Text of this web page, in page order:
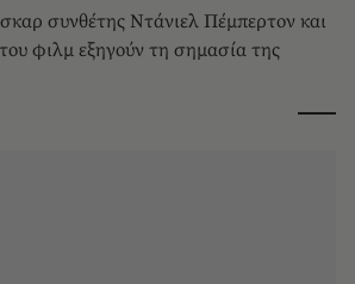
συνθέτης Ντάνιελ Πέμπερτον και
φιλμ εξηγούν τη σημασία της